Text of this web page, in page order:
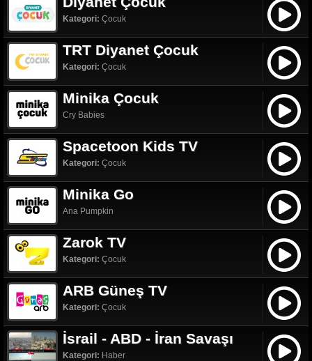
Kategori: Çocuk
TRT Diyanet Çocuk
Kategori: Çocuk
Minika Çocuk
Cry Babies
Spacetoon Kids TV
Kategori: Çocuk
Minika Go
Ana Pumpkin
Zarok TV
Kategori: Çocuk
ARB Güneş TV
Kategori: Çocuk
İsrail - ABD - İran Savaşı
Kategori: Haber